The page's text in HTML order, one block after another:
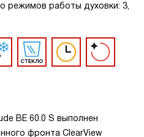
режимов работы духовки: 3,
BE 60.0 S выполнен
фронта ClearView